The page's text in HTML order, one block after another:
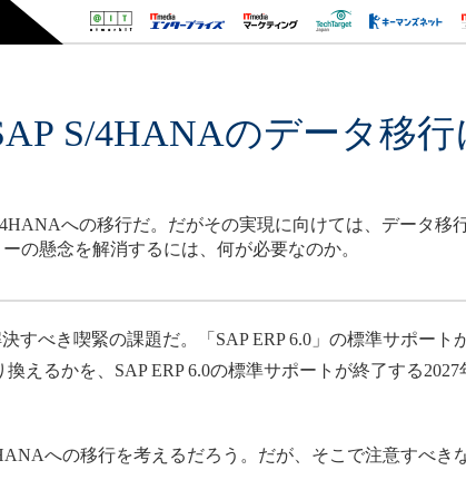
S/4HANAのデータ移行
への移行だ。だがその実現に向けては、データ移
の懸念を解消するには、何が必要なのか。
べき喫緊の課題だ。「SAP ERP 6.0」の標準サポート
えるかを、SAP ERP 6.0の標準サポートが終了する2027
への移行を考えるだろう。だが、そこで注意すべき